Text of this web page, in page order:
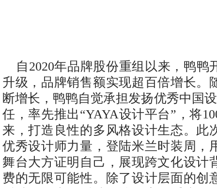
自2020年品牌股份重组以来，鸭鸭
升级，品牌销售额实现超百倍增长。
断增长，鸭鸭自觉承担发扬优秀中国
任，率先推出“YAYA设计平台”，将
来，打造良性的多风格设计生态。此
优秀设计师力量，登陆米兰时装周，
舞台大方证明自己，展现跨文化设计
费的无限可能性。除了设计层面的创